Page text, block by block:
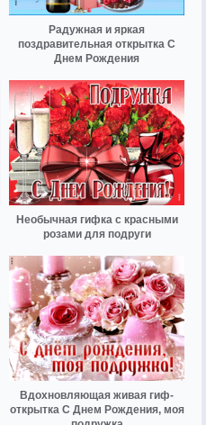
Радужная и яркая
поздравительная открытка С
Днем Рождения
Необычная гифка с красными
розами для подруги
Вдохновляющая живая гиф-
открытка С Днем Рождения, моя